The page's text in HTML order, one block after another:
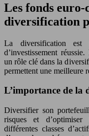
Les fonds
diversification
La diversification est
d’investissement
un rôle clé dans la
permettent une meilleure
L’importance de la
Diversifier son
risques et d’optimiser
différentes classes